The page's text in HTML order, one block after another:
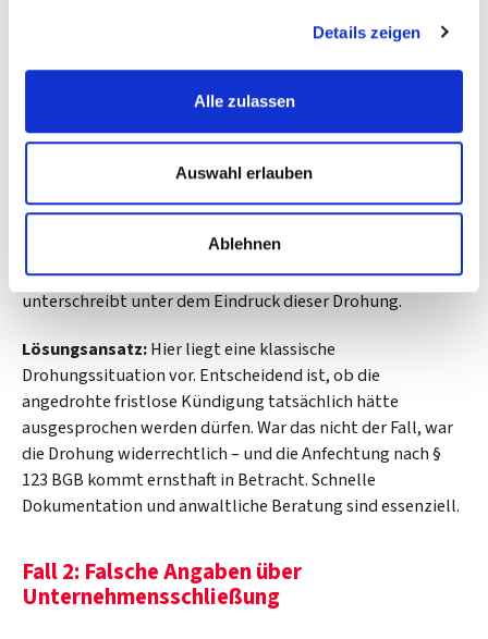
Details zeigen
Alle zulassen
Auswahl erlauben
Ablehnen
Typische Fallkonstellationen
Fall 1: Drohung mit fristloser Kündigung
ohne tragfähigen Grund
Ein Arbeitnehmer wird ins Büro gerufen. Der Vorgesetzte
erklärt, man habe schwerwiegende Pflichtverletzungen
festgestellt, und legt gleichzeitig einen
Aufhebungsvertrag vor. Es wird erklärt, die Alternative sei
eine sofortige fristlose Kündigung. Der Arbeitnehmer
unterschreibt unter dem Eindruck dieser Drohung.
Lösungsansatz:Hier liegt eine klassische
Drohungssituation vor. Entscheidend ist, ob die
angedrohte fristlose Kündigung tatsächlich hätte
ausgesprochen werden dürfen. War das nicht der Fall, war
die Drohung widerrechtlich – und die Anfechtung nach §
123 BGB kommt ernsthaft in Betracht. Schnelle
Dokumentation und anwaltliche Beratung sind essenziell.
Fall 2: Falsche Angaben über
Unternehmensschließung